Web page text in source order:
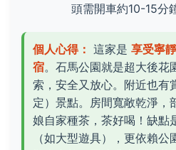
頭需開車約10-15分
個人心得： 這家是 享受寧
宿。石馬公園就是超大後花
索，安全又放心。附近也有
定）景點。房間寬敞乾淨，
娘自家種茶，茶好喝！缺點
（如大型遊具），更依賴